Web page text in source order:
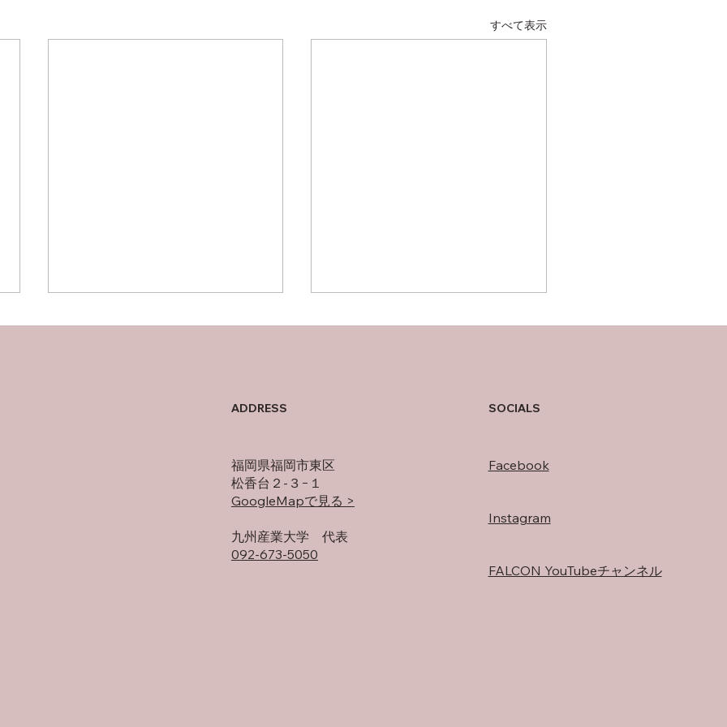
すべて表示
ADDRESS
福岡県福岡市東区
松香台２-３−１
GoogleMapで見る >
​九州産業大学 代表
092-673-5050
SOCIALS
Facebook
Instagram
FALCON YouTubeチャンネル